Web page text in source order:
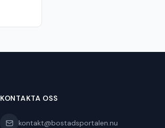
KONTAKTA OSS
kontakt@bostadsportalen.nu